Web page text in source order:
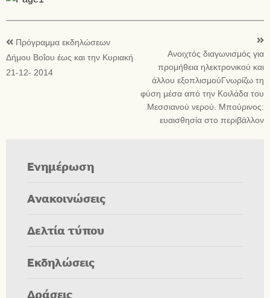
Πρόγραμμα εκδηλώσεων
Δήμου Βοΐου έως και την Κυριακή
21-12- 2014
Ανοιχτός διαγωνισμός για
προμήθεια ηλεκτρονικού και
άλλου εξοπλισμούΓνωρίζω τη
φύση μέσα από την Κοιλάδα του
Μεσσιανού νερού. Μπούρινος:
ευαισθησία στο περιβάλλον
Ενημέρωση
Ανακοινώσεις
Δελτία τύπου
Εκδηλώσεις
Δράσεις